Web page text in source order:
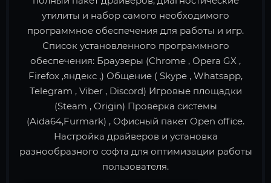
утилиты и набор самого необходимого
программное обеспечения для работы и игр.
Список установленного программного
обеспечения: Браузеры (Chrome , Opera GX ,
Firefox ,яндекс ,) Общение ( Skype , Whatsapp,
Telegram , Viber , Discord) Игровые площадки
(Steam , Origin) Проверка системы
(Aida64,Furmark) , Офисный пакет Open office.
Настройка драйверов и установка
разнообразного софта для оптимизации работы
пользователя.